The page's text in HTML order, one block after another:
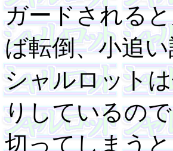
ガードされる
ば転倒、小追
シャルロット
りしているの
切ってしまうと